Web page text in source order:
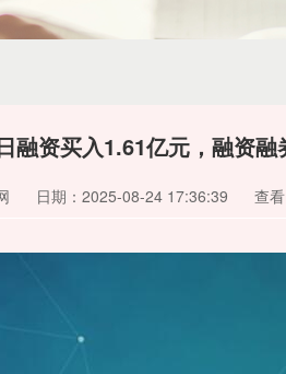
融资买入1.61亿元，融资
日期：2025-08-24 17:36:39 查